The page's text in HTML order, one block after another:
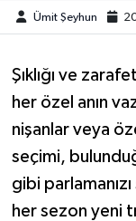
Ümit Şeyhun
Şıklığı ve
her özel anın
nişanlar veya
seçimi,
gibi
her sezon yeni